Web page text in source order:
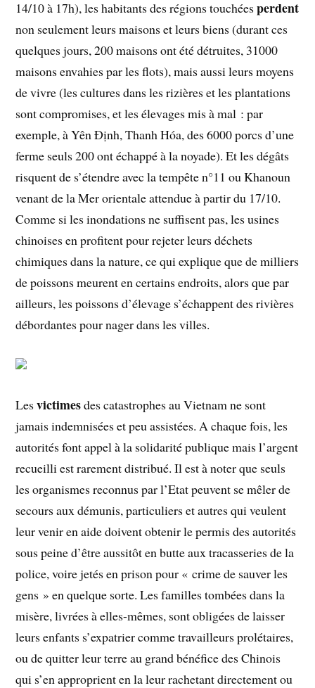
14/10 à 17h), les habitants des régions touchéesperdent
non seulement leurs maisons et leurs biens (durant ces
quelques jours, 200 maisons ont été détruites, 31000
maisons envahies par les flots), mais aussi leurs moyens
de vivre (les cultures dans les rizières et les plantations
sont compromises, et les élevages mis à mal : par
exemple, à Yên Định, Thanh Hóa, des 6000 porcs d’une
ferme seuls 200 ont échappé à la noyade). Et les dégâts
risquent de s’étendre avec la tempête n°11 ou Khanoun
venant de la Mer orientale attendue à partir du 17/10.
Comme si les inondations ne suffisent pas, les usines
chinoises en profitent pour rejeter leurs déchets
chimiques dans la nature, ce qui explique que de milliers
de poissons meurent en certains endroits, alors que par
ailleurs, les poissons d’élevage s’échappent des rivières
débordantes pour nager dans les villes.
Lesvictimesdes catastrophes au Vietnam ne sont
jamais indemnisées et peu assistées. A chaque fois, les
autorités font appel à la solidarité publique mais l’argent
recueilli est rarement distribué. Il est à noter que seuls
les organismes reconnus par l’Etat peuvent se mêler de
secours aux démunis, particuliers et autres qui veulent
leur venir en aide doivent obtenir le permis des autorités
sous peine d’être aussitôt en butte aux tracasseries de la
police, voire jetés en prison pour « crime de sauver les
gens » en quelque sorte. Les familles tombées dans la
misère, livrées à elles-mêmes, sont obligées de laisser
leurs enfants s’expatrier comme travailleurs prolétaires,
ou de quitter leur terre au grand bénéfice des Chinois
qui s’en approprient en la leur rachetant directement ou